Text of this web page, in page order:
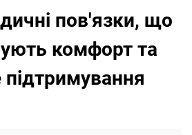
пов'язки, що
комфорт та
підтримування